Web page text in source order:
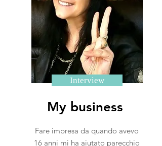
Interview
My business
Fare impresa da quando avevo
16 anni mi ha aiutato parecchio